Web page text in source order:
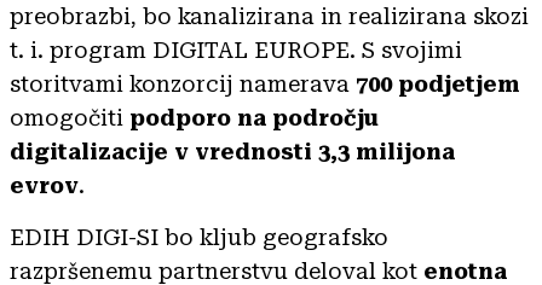
preobrazbi, bo kanalizirana in realizirana skozi
t. i. program DIGITAL EUROPE. S svojimi
storitvami konzorcij namerava 700 podjetjem
omogočiti podporo na področju
digitalizacije v vrednosti 3,3 milijona
evrov.
EDIH DIGI-SI bo kljub geografsko
razpršenemu partnerstvu deloval kot enotna